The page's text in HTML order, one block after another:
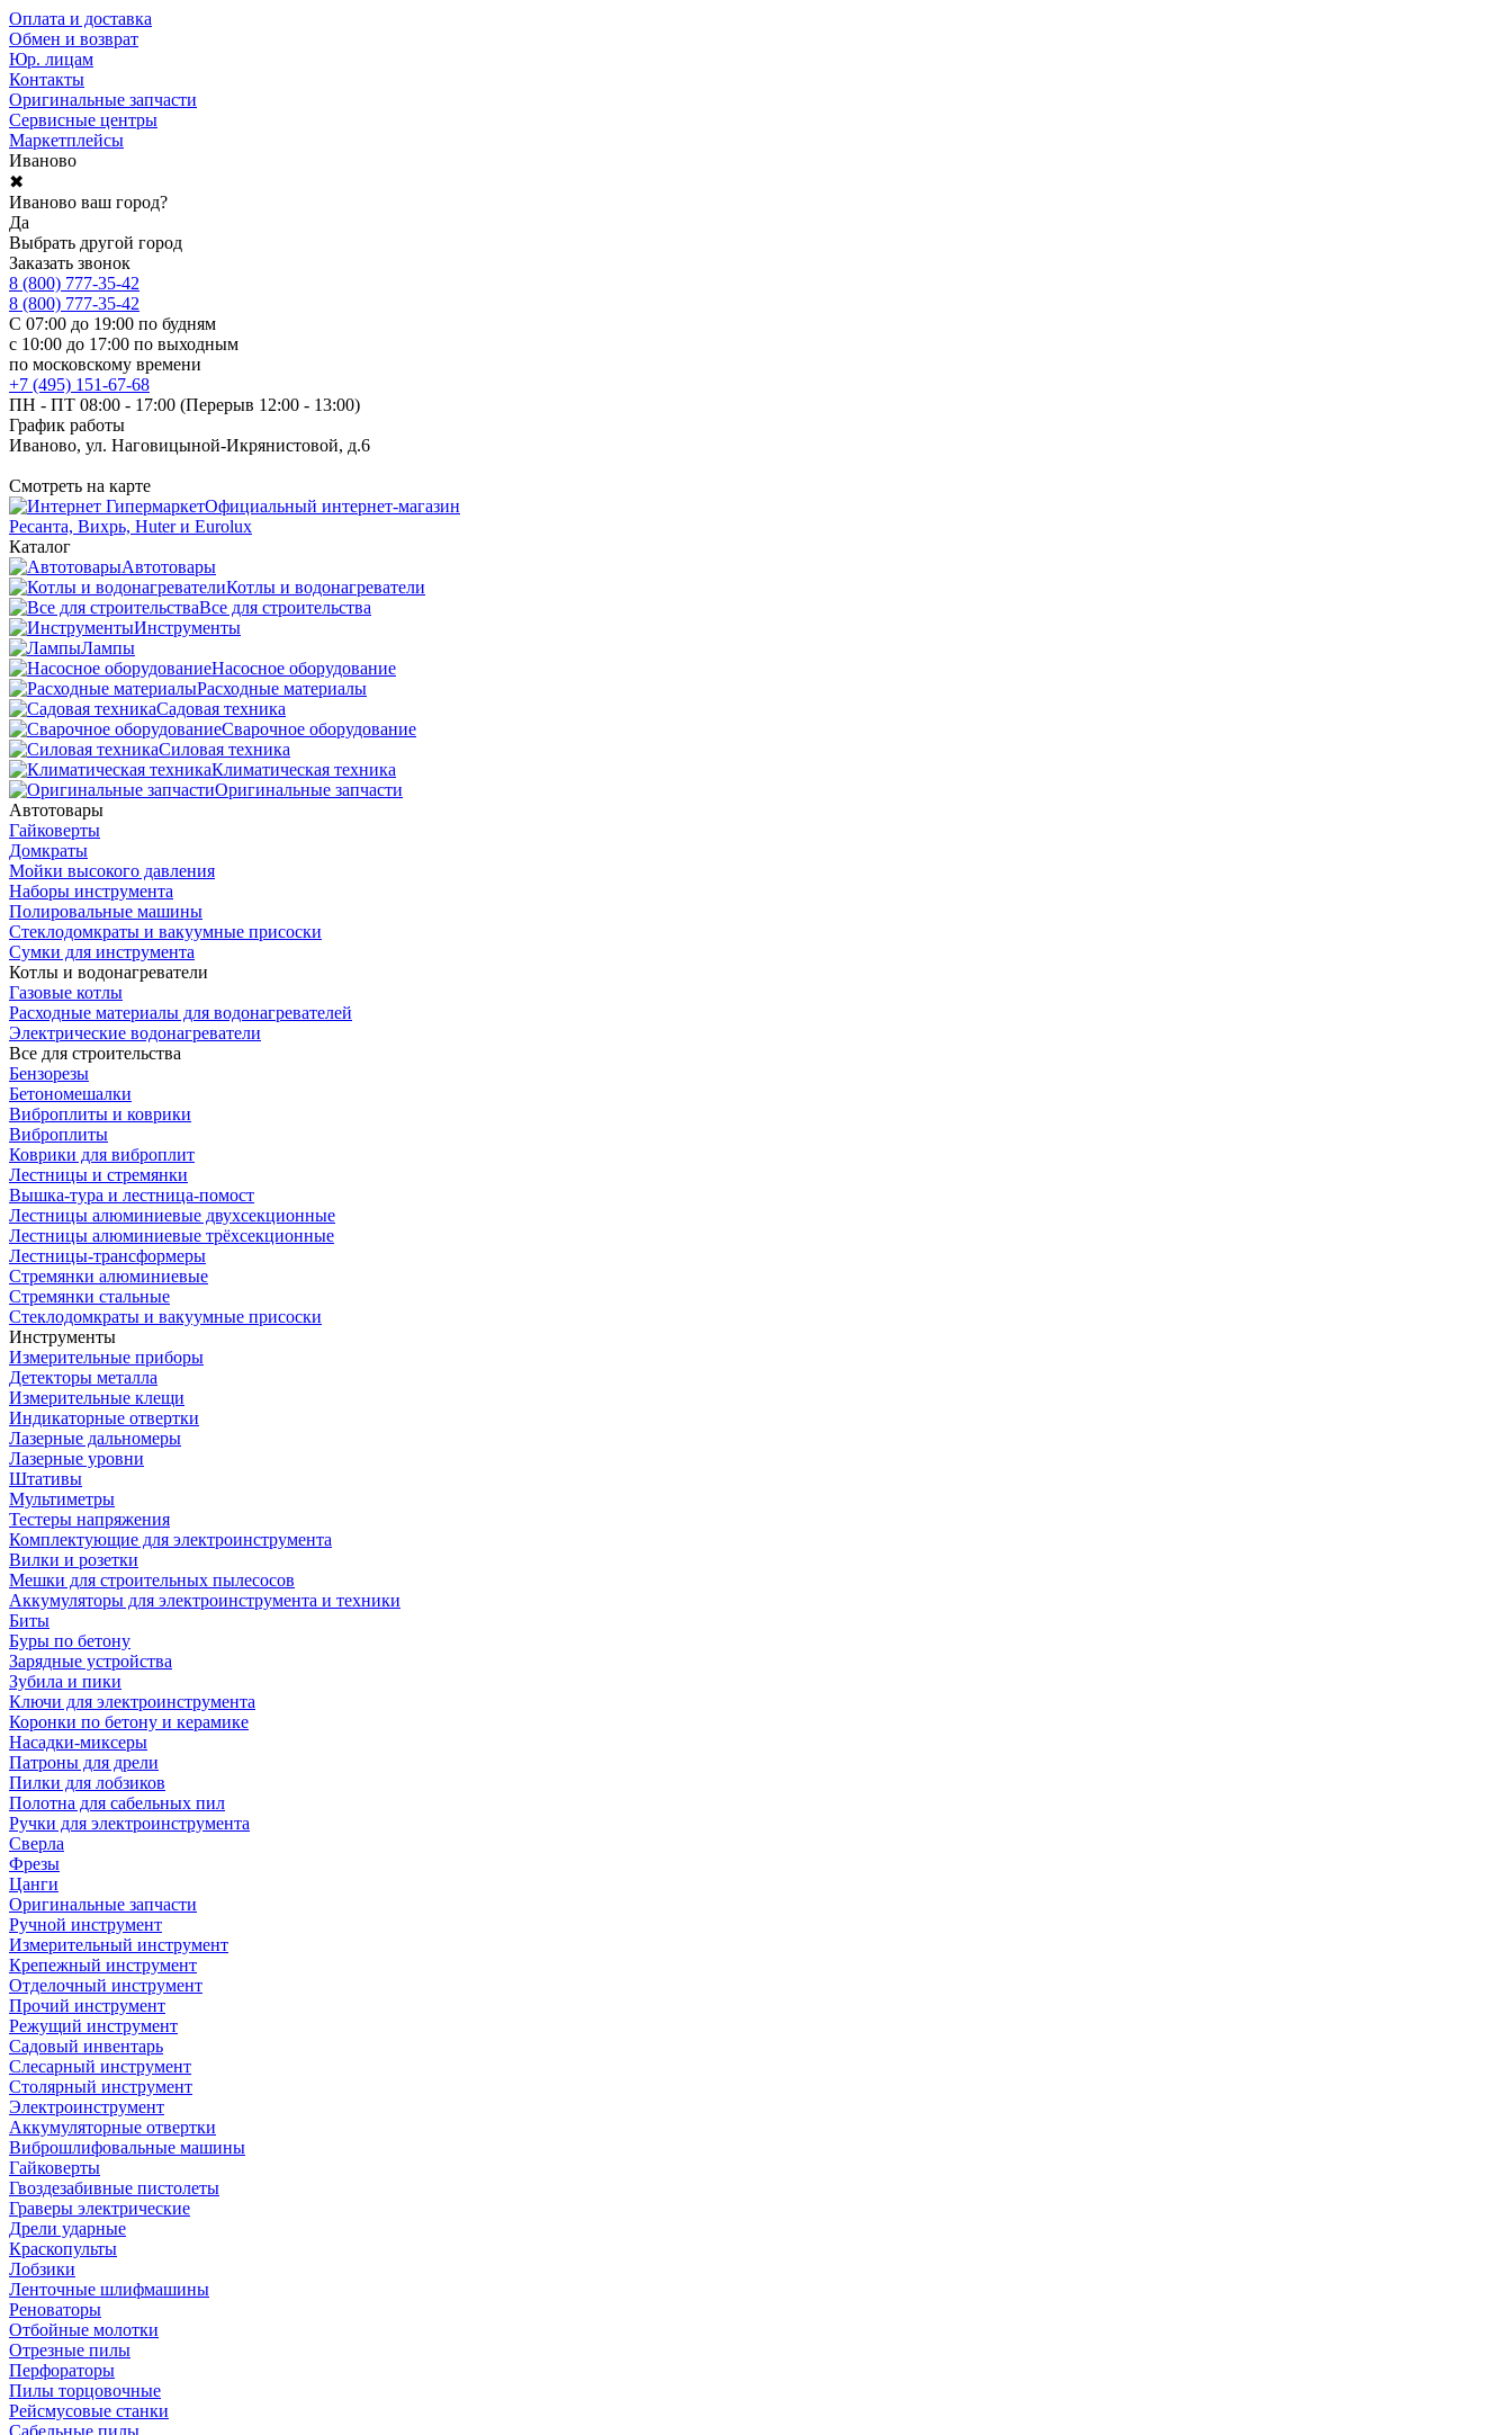
Оплата и доставка
Обмен и возврат
Юр. лицам
Контакты
Оригинальные запчасти
Сервисные центры
Маркетплейсы
Иваново
✖
Иваново ваш город?
Да
Выбрать другой город
Заказать звонок
8 (800) 777-35-42
8 (800) 777-35-42
С 07:00 до 19:00 по будням
с 10:00 до 17:00 по выходным
по московскому времени
+7 (495) 151-67-68
ПН - ПТ 08:00 - 17:00 (Перерыв 12:00 - 13:00)
График работы
Иваново, ул. Наговицыной-Икрянистовой, д.6
Смотреть на карте
Официальный интернет-магазин
Ресанта, Вихрь, Huter и Eurolux
Каталог
Автотовары
Котлы и водонагреватели
Все для строительства
Инструменты
Лампы
Насосное оборудование
Расходные материалы
Садовая техника
Сварочное оборудование
Силовая техника
Климатическая техника
Оригинальные запчасти
Автотовары
Гайковерты
Домкраты
Мойки высокого давления
Наборы инструмента
Полировальные машины
Стеклодомкраты и вакуумные присоски
Сумки для инструмента
Котлы и водонагреватели
Газовые котлы
Расходные материалы для водонагревателей
Электрические водонагреватели
Все для строительства
Бензорезы
Бетономешалки
Виброплиты и коврики
Виброплиты
Коврики для виброплит
Лестницы и стремянки
Вышка-тура и лестница-помост
Лестницы алюминиевые двухсекционные
Лестницы алюминиевые трёхсекционные
Лестницы-трансформеры
Стремянки алюминиевые
Стремянки стальные
Стеклодомкраты и вакуумные присоски
Инструменты
Измерительные приборы
Детекторы металла
Измерительные клещи
Индикаторные отвертки
Лазерные дальномеры
Лазерные уровни
Штативы
Мультиметры
Тестеры напряжения
Комплектующие для электроинструмента
Вилки и розетки
Мешки для строительных пылесосов
Аккумуляторы для электроинструмента и техники
Биты
Буры по бетону
Зарядные устройства
Зубила и пики
Ключи для электроинструмента
Коронки по бетону и керамике
Насадки-миксеры
Патроны для дрели
Пилки для лобзиков
Полотна для сабельных пил
Ручки для электроинструмента
Сверла
Фрезы
Цанги
Оригинальные запчасти
Ручной инструмент
Измерительный инструмент
Крепежный инструмент
Отделочный инструмент
Прочий инструмент
Режущий инструмент
Садовый инвентарь
Слесарный инструмент
Столярный инструмент
Электроинструмент
Аккумуляторные отвертки
Виброшлифовальные машины
Гайковерты
Гвоздезабивные пистолеты
Граверы электрические
Дрели ударные
Краскопульты
Лобзики
Ленточные шлифмашины
Реноваторы
Отбойные молотки
Отрезные пилы
Перфораторы
Пилы торцовочные
Рейсмусовые станки
Сабельные пилы